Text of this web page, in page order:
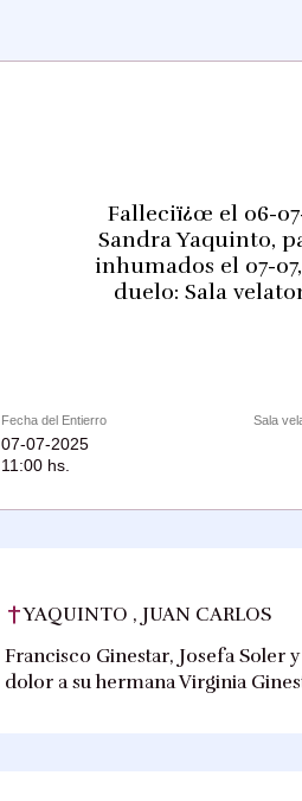
Falleciï¿œ el 06-
Sandra Yaquinto,
inhumados el 07-
duelo: Sala
Fecha del Entierro
07-07-2025
11:00 hs.
Sala
YAQUINTO , JUAN CARLOS
Francisco Ginestar, Josefa
dolor a su hermana Virginia